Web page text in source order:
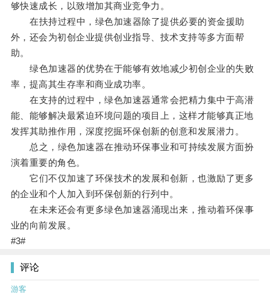
够快速成长，以致增加其商业竞争力。
在扶持过程中，绿色加速器除了提供必要的资金援助
外，还会为初创企业提供创业指导、技术支持等多方面帮
助。
绿色加速器的优势在于能够有效地减少初创企业的失败
率，提高其生存率和商业成功率。
在支持的过程中，绿色加速器通常会把精力集中于高潜
能、能够解决最紧迫环境问题的项目上，这样才能够真正地
发挥其助推作用，深度挖掘环保创新的创意和发展潜力。
总之，绿色加速器在推动环保事业和可持续发展方面扮
演着重要的角色。
它们不仅加速了环保技术的发展和创新，也激励了更多
的企业和个人加入到环保创新的行列中。
在未来还会有更多绿色加速器涌现出来，推动着环保事
业的向前发展。
#3#
评论
游客